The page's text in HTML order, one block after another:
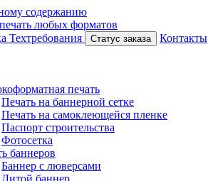
содержанию
Техтребования Статус заказа
Контакты
печать
Печать на баннерной сетке
Печать на самоклеющейся пленке
Паспорт строительства
Фотосетка
баннеров
Баннер с люверсами
Литой баннер